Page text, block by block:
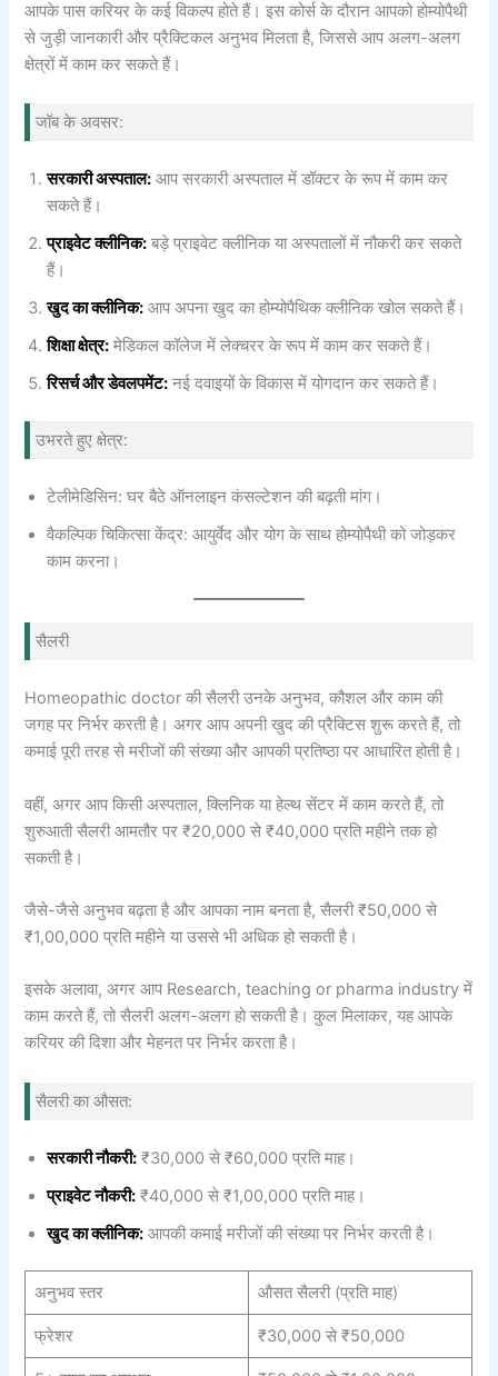
आपके पास करियर के कई विकल्प होते हैं। इस कोर्स के दौरान आपको होम्योपैथी
से जुड़ी जानकारी और प्रैक्टिकल अनुभव मिलता है, जिससे आप अलग-अलग
क्षेत्रों में काम कर सकते हैं।
जॉब के अवसर:
सरकारी अस्पताल: आप सरकारी अस्पताल में डॉक्टर के रूप में काम कर
सकते हैं।
प्राइवेट क्लीनिक: बड़े प्राइवेट क्लीनिक या अस्पतालों में नौकरी कर सकते
हैं।
खुद का क्लीनिक: आप अपना खुद का होम्योपैथिक क्लीनिक खोल सकते हैं।
शिक्षा क्षेत्र: मेडिकल कॉलेज में लेक्चरर के रूप में काम कर सकते हैं।
रिसर्च और डेवलपमेंट: नई दवाइयों के विकास में योगदान कर सकते हैं।
उभरते हुए क्षेत्र:
टेलीमेडिसिन: घर बैठे ऑनलाइन कंसल्टेशन की बढ़ती मांग।
वैकल्पिक चिकित्सा केंद्र: आयुर्वेद और योग के साथ होम्योपैथी को जोड़कर
काम करना।
सैलरी
Homeopathic doctor की सैलरी उनके अनुभव, कौशल और काम की
जगह पर निर्भर करती है। अगर आप अपनी खुद की प्रैक्टिस शुरू करते हैं, तो
कमाई पूरी तरह से मरीजों की संख्या और आपकी प्रतिष्ठा पर आधारित होती है।
वहीं, अगर आप किसी अस्पताल, क्लिनिक या हेल्थ सेंटर में काम करते हैं, तो
शुरुआती सैलरी आमतौर पर ₹20,000 से ₹40,000 प्रति महीने तक हो
सकती है।
जैसे-जैसे अनुभव बढ़ता है और आपका नाम बनता है, सैलरी ₹50,000 से
₹1,00,000 प्रति महीने या उससे भी अधिक हो सकती है।
इसके अलावा, अगर आप Research, teaching or pharma industry में
काम करते हैं, तो सैलरी अलग-अलग हो सकती है। कुल मिलाकर, यह आपके
करियर की दिशा और मेहनत पर निर्भर करता है।
सैलरी का औसत:
सरकारी नौकरी: ₹30,000 से ₹60,000 प्रति माह।
प्राइवेट नौकरी: ₹40,000 से ₹1,00,000 प्रति माह।
खुद का क्लीनिक: आपकी कमाई मरीजों की संख्या पर निर्भर करती है।
अनुभव स्तर औसत सैलरी (प्रति माह)
फ्रेशर ₹30,000 से ₹50,000